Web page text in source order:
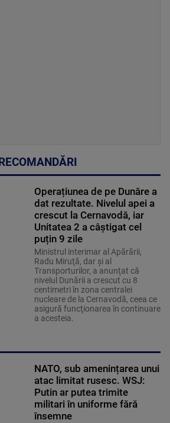
RECOMANDĂRI
Operațiunea de pe Dunăre a
dat rezultate. Nivelul apei a
crescut la Cernavodă, iar
Unitatea 2 a câștigat cel
puțin 9 zile
Ministrul interimar al Apărării,
Radu Miruţă, dar şi al
Transporturilor, a anunţat că
nivelul Dunării a crescut cu 8
centimetri în zona centralei
nucleare de la Cernavodă, ceea ce
asigură funcţionarea în continuare
a acesteia.
NATO, sub amenințarea unui
atac limitat rusesc. WSJ:
Putin ar putea trimite
militari în uniforme fără
însemne